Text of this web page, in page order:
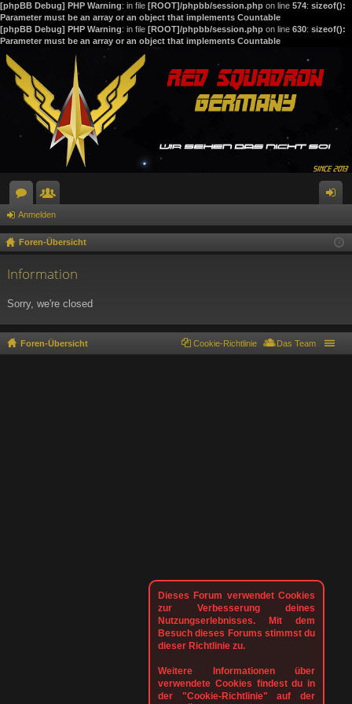
[phpBB Debug] PHP Warning: in file [ROOT]/phpbb/session.php on line 574: sizeof():
Parameter must be an array or an object that implements Countable
[phpBB Debug] PHP Warning: in file [ROOT]/phpbb/session.php on line 630: sizeof():
Parameter must be an array or an object that implements Countable
or
en
itg
lie m
Anmelden
Foren-Übersicht
Information
Sorry, we're closed
Dieses Forum verwendet Cookies
zur Verbesserung deines
Nutzungserlebnisses. Mit dem
Besuch dieses Forums stimmst du
dieser Richtlinie zu.
Weitere Informationen über
verwendete Cookies findest du in
der "Cookie-Richtlinie" auf der
Foren-Übersicht Das Team
Cookie-Richtlinie